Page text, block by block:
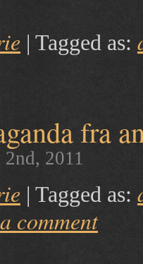
| Tagged as:
fra
2nd, 2011
| Tagged as:
comment